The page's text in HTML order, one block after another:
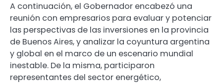
A continuación, el Gobernador encabezó una
reunión con empresarios para evaluar y potenciar
las perspectivas de las inversiones en la provincia
de Buenos Aires, y analizar la coyuntura argentina
y global en el marco de un escenario mundial
inestable. De la misma, participaron
representantes del sector energético,